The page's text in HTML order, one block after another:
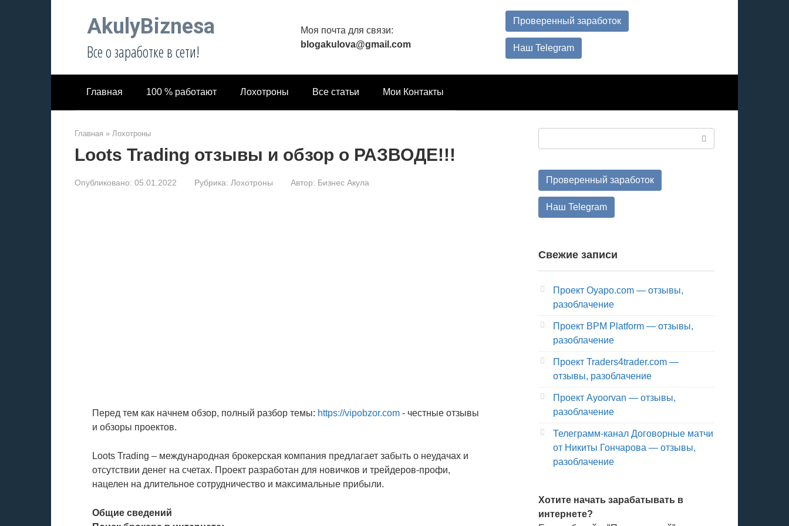
AkulyBiznesa
Все о заработке в сети!
Моя почта для связи:
blogakulova@gmail.com
Проверенный заработок
Наш Telegram
Главная 100 % работают Лохотроны Все статьи Мои Контакты
Главная » Лохотроны
Loots Trading отзывы и обзор о РАЗВОДЕ!!!
Опубликовано: 05.01.2022 Рубрика: Лохотроны Автор: Бизнес Акула
Перед тем как начнем обзор, полный разбор темы: https://vipobzor.com - честные отзывы
и обзоры проектов.
Loots Trading – международная брокерская компания предлагает забыть о неудачах и
отсутствии денег на счетах. Проект разработан для новичков и трейдеров-профи,
нацелен на длительное сотрудничество и максимальные прибыли.
Общие сведений
Проверенный заработок
Наш Telegram
Свежие записи
Проект Oyapo.com — отзывы,
разоблачение
Проект BPM Platform — отзывы,
разоблачение
Проект Traders4trader.com —
отзывы, разоблачение
Проект Ayoorvan — отзывы,
разоблачение
Телеграмм-канал Договорные матчи
от Никиты Гончарова — отзывы,
разоблачение
Хотите начать зарабатывать в
интернете?